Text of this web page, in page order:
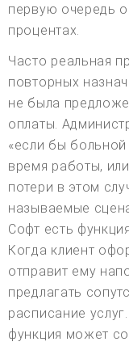
первую очередь
процентах.
Часто реальная
повторных
не была
оплаты.
«если бы больной
время работы,
потери в этом
называемые
Софт есть
Когда клиент
отправит ему
предлагать
расписание
функция может